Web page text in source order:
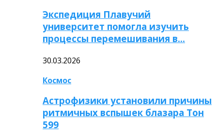
Экспедиция Плавучий
университет помогла изучить
процессы перемешивания в…
30.03.2026
Космос
Астрофизики установили причины
ритмичных вспышек блазара Тон
599